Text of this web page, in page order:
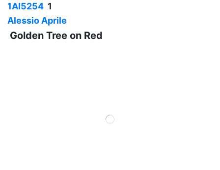
1AI5254 1
Alessio Aprile
Golden Tree on Red